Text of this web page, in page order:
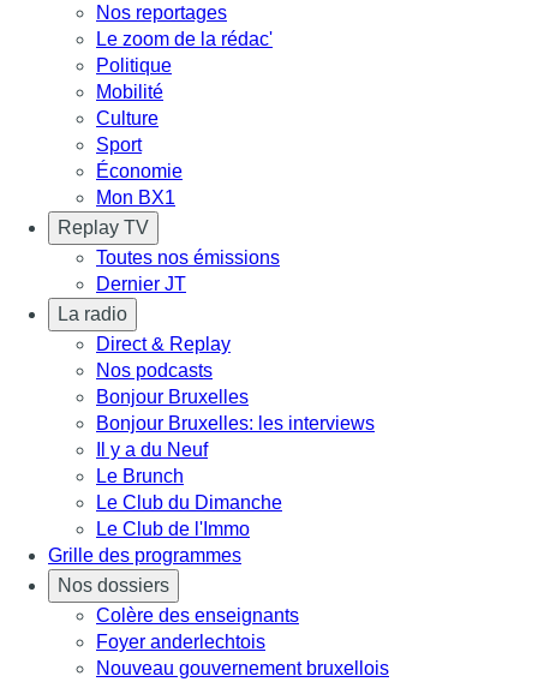
Nos reportages
Le zoom de la rédac'
Politique
Mobilité
Culture
Sport
Économie
Mon BX1
Replay TV
Toutes nos émissions
Dernier JT
La radio
Direct & Replay
Nos podcasts
Bonjour Bruxelles
Bonjour Bruxelles: les interviews
Il y a du Neuf
Le Brunch
Le Club du Dimanche
Le Club de l'Immo
Grille des programmes
Nos dossiers
Colère des enseignants
Foyer anderlechtois
Nouveau gouvernement bruxellois